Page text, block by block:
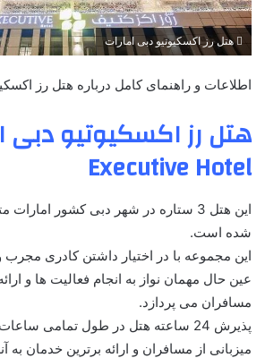
هتل رز اکسکیوتیو دبی امارات
اطلاعات و راهنمای کامل درباره هتل رز
Executive Hotel
این هتل 3 ستاره در شهر دبی کشور
شده است.
این مجموعه با در اختیار داشتن کادری مجرب
عین حال مهمان نواز به انجام فعالیت ها و
مسافران می پردازد.
پذیرش 24 ساعته هتل در طول تمامی
میزبانی از مسافران و ارائه برترین خدمان به